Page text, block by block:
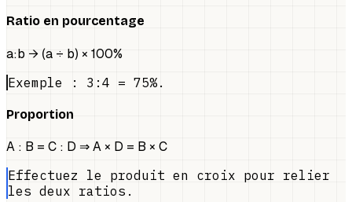
Ratio en pourcentage
a:b → (a ÷ b) × 100%
Exemple : 3:4 = 75%.
Proportion
A : B = C : D ⇒ A × D = B × C
Effectuez le produit en croix pour relier
les deux ratios.